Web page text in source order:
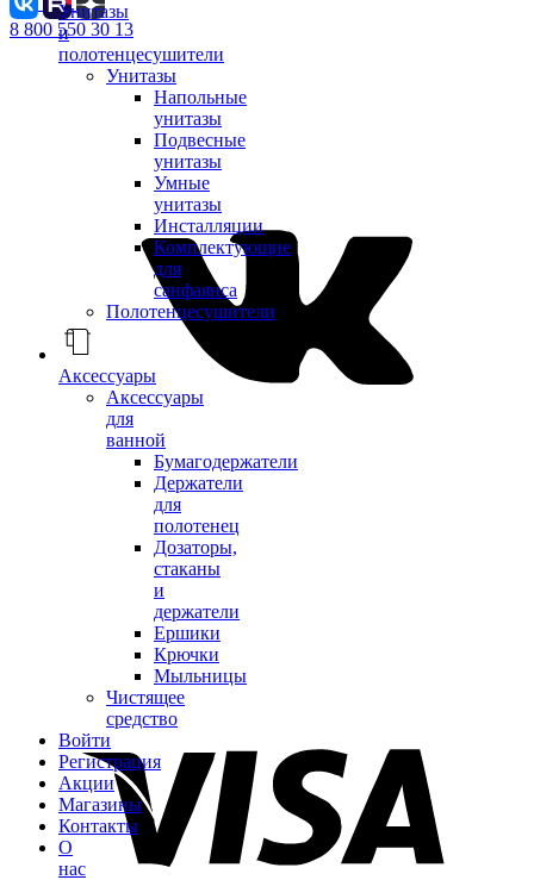
Унитазы
и
полотенцесушители
Унитазы
Напольные
унитазы
Подвесные
унитазы
Умные
унитазы
Инсталляции
Комплектующие
для
санфаянса
Полотенцесушители
Аксессуары
Аксессуары
для
ванной
Бумагодержатели
Держатели
для
полотенец
Дозаторы,
стаканы
и
держатели
Ершики
Крючки
Мыльницы
Чистящее
средство
Войти
Регистрация
Акции
Магазины
Контакты
О
нас
8 800 550 30 13